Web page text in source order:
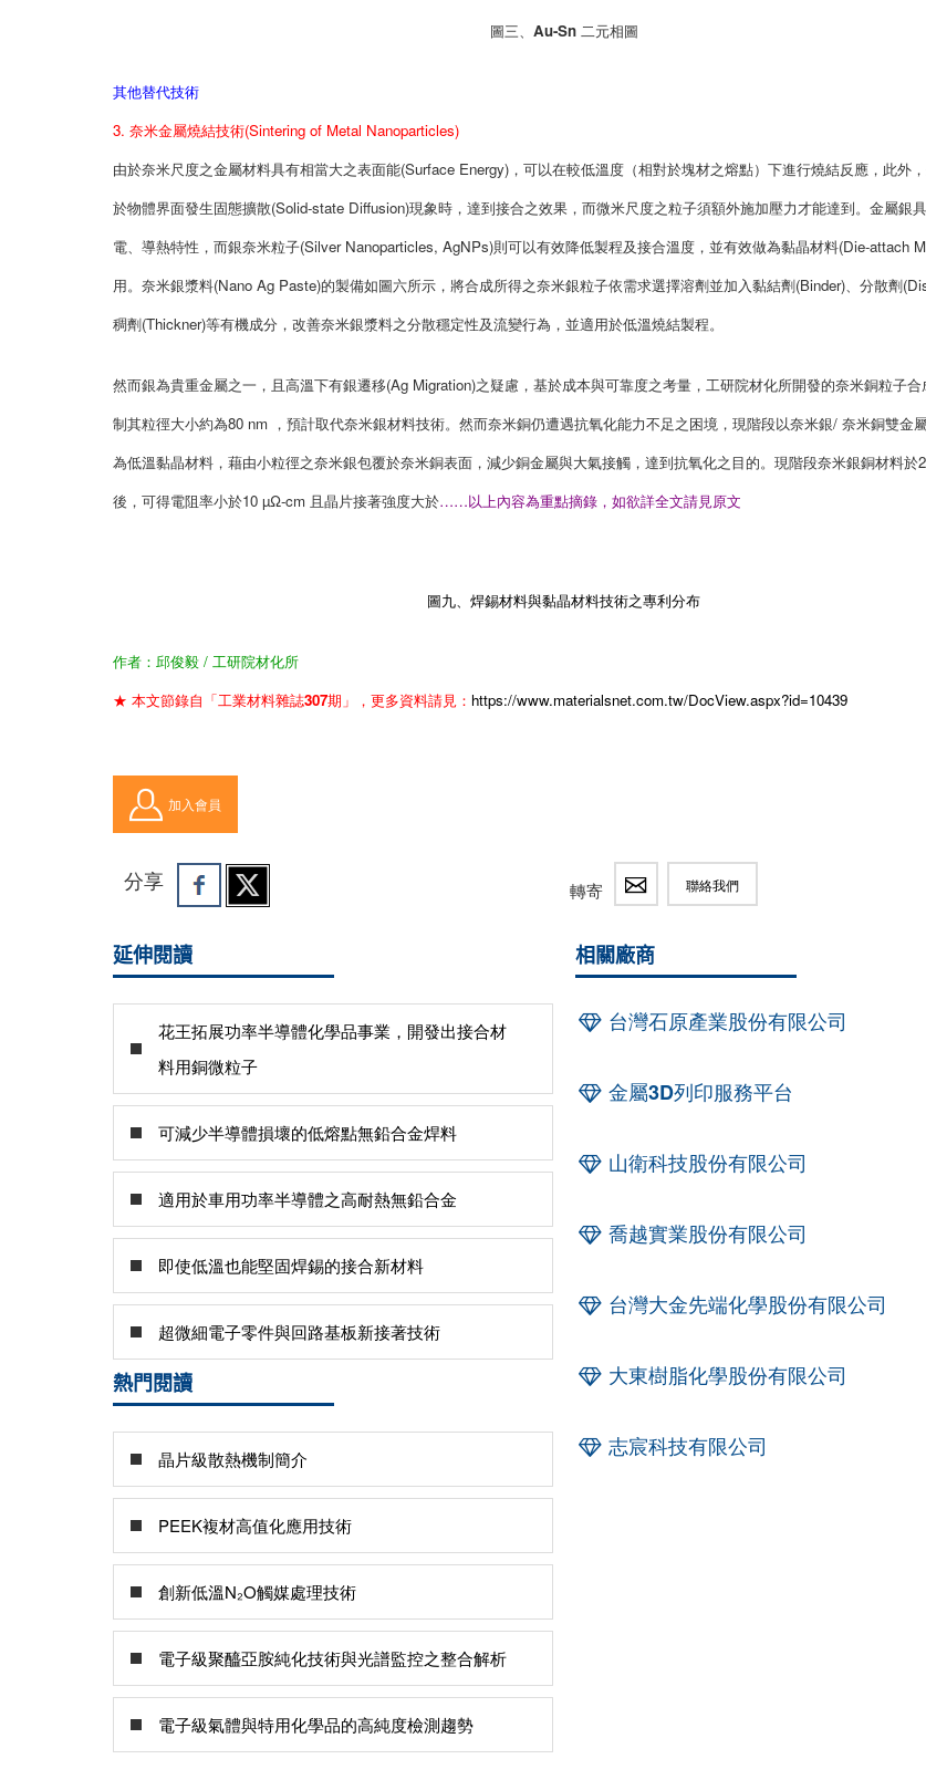
圖三、Au-Sn 二元相圖
其他替代技術
3. 奈米金屬燒結技術(Sintering of Metal Nanoparticles)
由於奈米尺度之金屬材料具有相當大之表面能(Surface Energy)，可以在較低溫度（相對於塊材之熔點）下進行燒結反應，此外
於物體界面發生固態擴散(Solid-state Diffusion)現象時，達到接合之效果，而微米尺度之粒子須額外施加壓力才能達到。金屬銀
電、導熱特性，而銀奈米粒子(Silver Nanoparticles, AgNPs)則可以有效降低製程及接合溫度，並有效做為黏晶材料(Die-attach
用。奈米銀漿料(Nano Ag Paste)的製備如圖六所示，將合成所得之奈米銀粒子依需求選擇溶劑並加入黏結劑(Binder)、分散劑
稠劑(Thickner)等有機成分，改善奈米銀漿料之分散穩定性及流變行為，並適用於低溫燒結製程。
然而銀為貴重金屬之一，且高溫下有銀遷移(Ag Migration)之疑慮，基於成本與可靠度之考量，工研院材化所開發的奈米銅粒子
制其粒徑大小約為80 nm ，預計取代奈米銀材料技術。然而奈米銅仍遭遇抗氧化能力不足之困境，現階段以奈米銀/ 奈米銅雙金
為低溫黏晶材料，藉由小粒徑之奈米銀包覆於奈米銅表面，減少銅金屬與大氣接觸，達到抗氧化之目的。現階段奈米銀銅材料於
後，可得電阻率小於10 µΩ-cm 且晶片接著強度大於……以上內容為重點摘錄，如欲詳全文請見原文
圖九、焊錫材料與黏晶材料技術之專利分布
作者：邱俊毅 / 工研院材化所
★ 本文節錄自「工業材料雜誌307期」，更多資料請見： https://www.materialsnet.com.tw/DocView.aspx?id=10439
加入會員
分享 轉寄 聯絡我們
延伸閱讀
花王拓展功率半導體化學品事業，開發出接合材
料用銅微粒子
可減少半導體損壞的低熔點無鉛合金焊料
適用於車用功率半導體之高耐熱無鉛合金
即使低溫也能堅固焊錫的接合新材料
超微細電子零件與回路基板新接著技術
熱門閱讀
晶片級散熱機制簡介
PEEK複材高值化應用技術
創新低溫N₂O觸媒處理技術
電子級聚醯亞胺純化技術與光譜監控之整合解析
電子級氣體與特用化學品的高純度檢測趨勢
相關廠商
台灣石原產業股份有限公司
金屬3D列印服務平台
山衛科技股份有限公司
喬越實業股份有限公司
台灣大金先端化學股份有限公司
大東樹脂化學股份有限公司
志宸科技有限公司